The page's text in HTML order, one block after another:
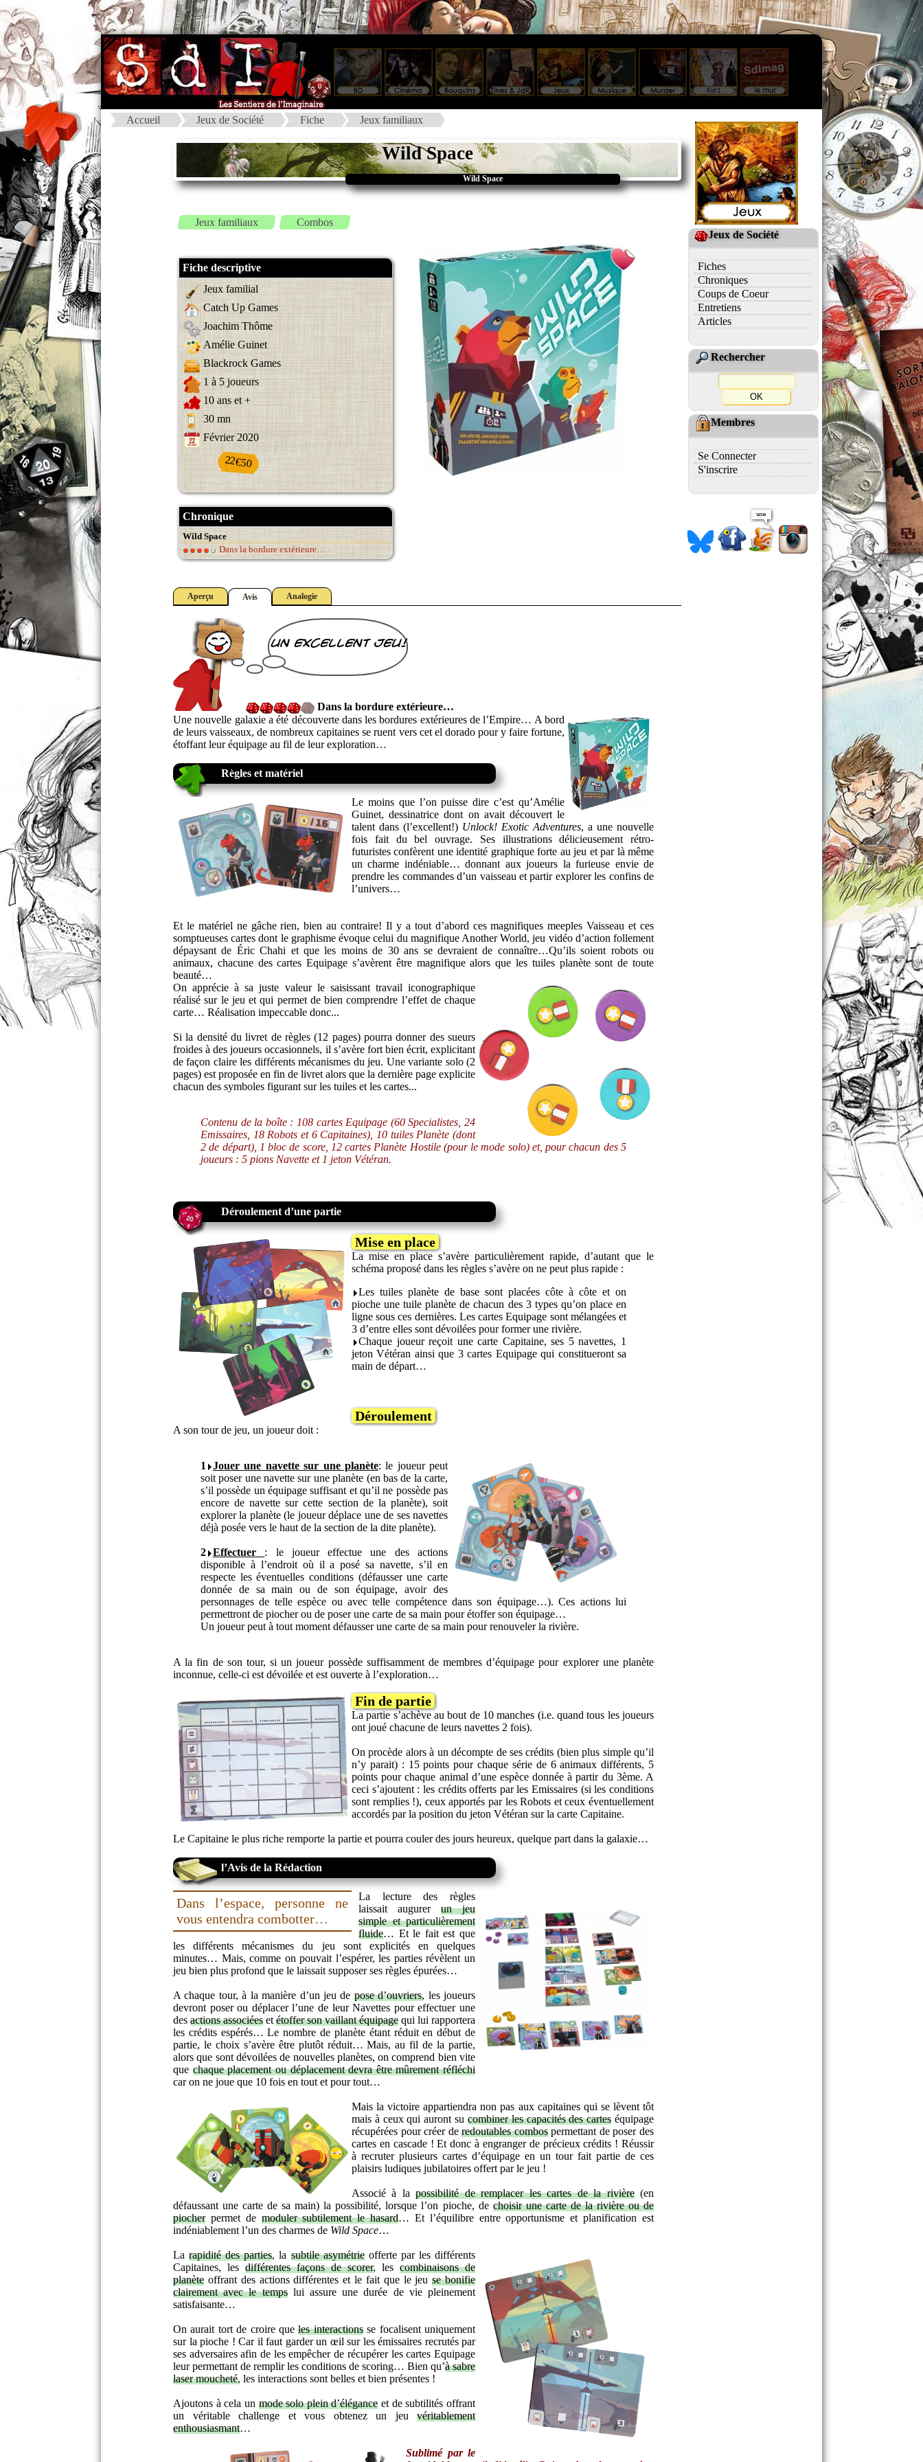
Accueil Jeux de Société Fiche Jeux familiaux
Wild Space
Wild Space
Jeux familiaux Combos
Fiche descriptive
Jeux familial
Catch Up Games
Joachim Thôme
Amélie Guinet
Blackrock Games
1 à 5 joueurs
10 ans et +
30 mn
Février 2020
22€50
Chronique
Wild Space
Dans la bordure extérieure…
Aperçu Avis Analogie
un excellent jeu!
Dans la bordure extérieure…
Une nouvelle galaxie a été découverte dans les bordures extérieures de l’Empire… A bord
de leurs vaisseaux, de nombreux capitaines se ruent vers cet el dorado pour y faire fortune,
étoffant leur équipage au fil de leur exploration…
Règles et matériel
Le moins que l’on puisse dire c’est qu’Amélie
Guinet, dessinatrice dont on avait découvert le
talent dans (l’excellent!) Unlock! Exotic Adventures, a une nouvelle
fois fait du bel ouvrage. Ses illustrations délicieusement rétro-
futuristes confèrent une identité graphique forte au jeu et par là même
un charme indéniable… donnant aux joueurs la furieuse envie de
prendre les commandes d’un vaisseau et partir explorer les confins de
l’univers…
Et le matériel ne gâche rien, bien au contraire! Il y a tout d’abord ces magnifiques meeples Vaisseau et ces
somptueuses cartes dont le graphisme évoque celui du magnifique Another World, jeu vidéo d’action follement
dépaysant de Éric Chahi et que les moins de 30 ans se devraient de connaître…Qu’ils soient robots ou
animaux, chacune des cartes Equipage s’avèrent être magnifique alors que les tuiles planète sont de toute
beauté…
On apprécie à sa juste valeur le saisissant travail iconographique
réalisé sur le jeu et qui permet de bien comprendre l’effet de chaque
carte… Réalisation impeccable donc...
Si la densité du livret de règles (12 pages) pourra donner des sueurs
froides à des joueurs occasionnels, il s’avère fort bien écrit, explicitant
de façon claire les différents mécanismes du jeu. Une variante solo (2
pages) est proposée en fin de livret alors que la dernière page explicite
chacun des symboles figurant sur les tuiles et les cartes...
Contenu de la boîte : 108 cartes Equipage (60 Specialistes, 24
Emissaires, 18 Robots et 6 Capitaines), 10 tuiles Planète (dont
2 de départ), 1 bloc de score, 12 cartes Planète Hostile (pour le mode solo) et, pour chacun des 5
joueurs : 5 pions Navette et 1 jeton Vétéran.
Déroulement d’une partie
Mise en place
La mise en place s’avère particulièrement rapide, d’autant que le
schéma proposé dans les règles s’avère on ne peut plus rapide :
Les tuiles planète de base sont placées côte à côte et on
pioche une tuile planète de chacun des 3 types qu’on place en
ligne sous ces dernières. Les cartes Equipage sont mélangées et
3 d’entre elles sont dévoilées pour former une rivière.
Chaque joueur reçoit une carte Capitaine, ses 5 navettes, 1
jeton Vétéran ainsi que 3 cartes Equipage qui constitueront sa
main de départ…
Déroulement
A son tour de jeu, un joueur doit :
1 Jouer une navette sur une planète: le joueur peut
soit poser une navette sur une planète (en bas de la carte,
s’il possède un équipage suffisant et qu’il ne possède pas
encore de navette sur cette section de la planète), soit
explorer la planète (le joueur déplace une de ses navettes
déjà posée vers le haut de la section de la dite planète).
2 Effectuer : le joueur effectue une des actions
disponible à l’endroit où il a posé sa navette, s’il en
respecte les éventuelles conditions (défausser une carte
donnée de sa main ou de son équipage, avoir des
personnages de telle espèce ou avec telle compétence dans son équipage…). Ces actions lui
permettront de piocher ou de poser une carte de sa main pour étoffer son équipage…
Un joueur peut à tout moment défausser une carte de sa main pour renouveler la rivière.
A la fin de son tour, si un joueur possède suffisamment de membres d’équipage pour explorer une planète
inconnue, celle-ci est dévoilée et est ouverte à l’exploration…
Fin de partie
La partie s’achève au bout de 10 manches (i.e. quand tous les joueurs
ont joué chacune de leurs navettes 2 fois).
On procède alors à un décompte de ses crédits (bien plus simple qu’il
n’y parait) : 15 points pour chaque série de 6 animaux différents, 5
points pour chaque animal d’une espèce donnée à partir du 3ème. A
ceci s’ajoutent : les crédits offerts par les Emissaires (si les conditions
sont remplies !), ceux apportés par les Robots et ceux éventuellement
accordés par la position du jeton Vétéran sur la carte Capitaine.
Le Capitaine le plus riche remporte la partie et pourra couler des jours heureux, quelque part dans la galaxie…
l’Avis de la Rédaction
Dans l’espace, personne ne
vous entendra combotter…
La lecture des règles
laissait augurer un jeu
simple et particulièrement
fluide… Et le fait est que
les différents mécanismes du jeu sont explicités en quelques
minutes… Mais, comme on pouvait l’espérer, les parties révèlent un
jeu bien plus profond que le laissait supposer ses règles épurées…
A chaque tour, à la manière d’un jeu de pose d’ouvriers, les joueurs
devront poser ou déplacer l’une de leur Navettes pour effectuer une
des actions associées et étoffer son vaillant équipage qui lui rapportera
les crédits espérés… Le nombre de planète étant réduit en début de
partie, le choix s’avère être plutôt réduit… Mais, au fil de la partie,
alors que sont dévoilées de nouvelles planètes, on comprend bien vite
que chaque placement ou déplacement devra être mûrement réfléchi
car on ne joue que 10 fois en tout et pour tout…
Mais la victoire appartiendra non pas aux capitaines qui se lèvent tôt
mais à ceux qui auront su combiner les capacités des cartes équipage
récupérées pour créer deredoutables combospermettant de poser des
cartes en cascade ! Et donc à engranger de précieux crédits ! Réussir
à recruter plusieurs cartes d’équipage en un tour fait partie de ces
plaisirs ludiques jubilatoires offert par le jeu !
Associé à lapossibilité de remplacer les cartes de la rivière(en
défaussant une carte de sa main) la possibilité, lorsque l’on pioche, de choisir une carte de la rivière ou de
piocherpermet de moduler subtilement le hasard… Et l’équilibre entre opportunisme et planification est
indéniablement l’un des charmes de Wild Space…
Larapidité des parties, la subtile asymétrieofferte par les différents
Capitaines, les différentes façons de scorer, les combinaisons de
planète offrant des actions différentes et le fait que le jeuse bonifie
clairement avec le tempslui assure une durée de vie pleinement
satisfaisante…
On aurait tort de croire queles interactionsse focalisent uniquement
sur la pioche ! Car il faut garder un œil sur les émissaires recrutés par
ses adversaires afin de les empêcher de récupérer les cartes Equipage
leur permettant de remplir les conditions de scoring… Bien qu’à sabre
laser moucheté, les interactions sont belles et bien présentes !
Ajoutons à cela un mode solo plein d’élégance et de subtilités offrant
un véritable challenge et vous obtenez un jeu véritablement
enthousiasmant…
Sublimé par le
Jeux de Société
Fiches
Chroniques
Coups de Coeur
Entretiens
Articles
Rechercher
Membres
Se Connecter
S'inscrire